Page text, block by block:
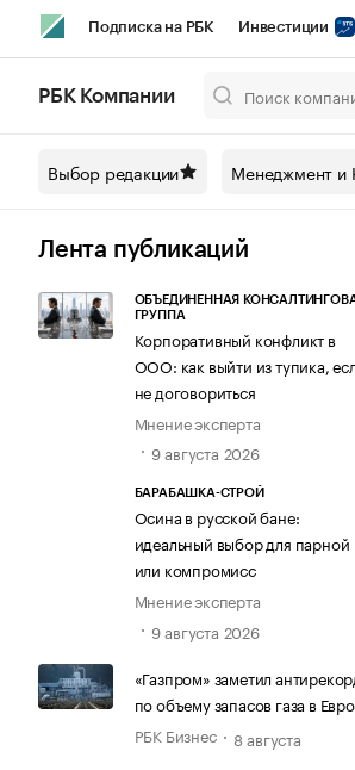
Подписка на РБК Инвестиции
Спецпроекты СПб
Технологии и медиа
РБК Компании
Выбор редакции Менеджмент и
Лента публикаций
ОБЪЕДИНЕННАЯ
ГРУППА
Корпоративный конфликт в
ООО: как выйти из тупика,
не договориться
Мнение эксперта
9 августа 2026
БАРАБАШКА-СТРОЙ
Осина в русской бане:
идеальный выбор для парной
или компромисс
Мнение эксперта
9 августа 2026
«Газпром» заметил
по объему запасов газа в
РБК Бизнес
8 августа